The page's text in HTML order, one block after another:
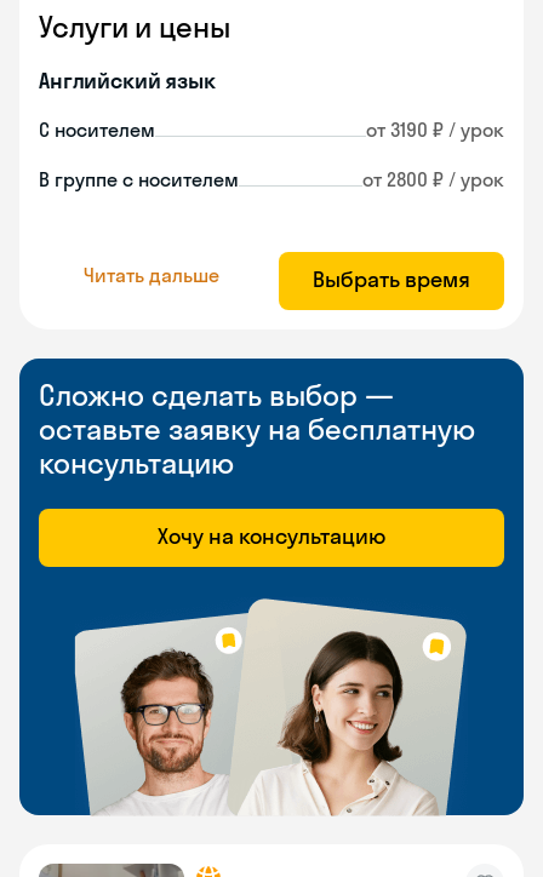
Услуги и цены
Английский язык
С носителем от 3190 ₽ / урок
В группе с носителем от 2800 ₽ / урок
Читать дальше Выбрать время
Сложно сделать выбор —
оставьте заявку на бесплатную
консультацию
Хочу на консультацию